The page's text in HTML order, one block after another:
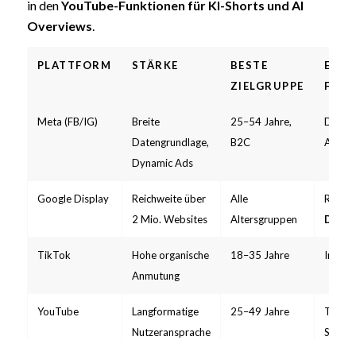
in denYouTube-Funktionen für KI-Shorts und AI
Overviews
PLATTFORM STÄRKE
BESTE
ZIELGRUPPE
Meta (FB/IG)
Breite
Datengrundlage,
Dynamic Ads
25–54 Jahre,
B2C
Ads,
Google Display
Reichweite über
2 Mio. Websites
Alle
Altersgruppen
TikTok
Hohe organische
Anmutung
18–35 Jahre In-
YouTube
Langformatige
Nutzeransprache
25–49 Jahre